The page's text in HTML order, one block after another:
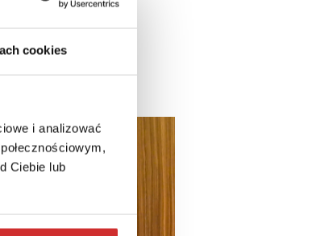
cookies
i analizować
Ciebie lub